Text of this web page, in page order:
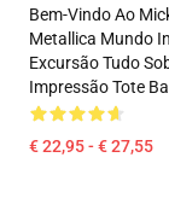
Bem-Vindo Ao
Metallica Mundo
Excursão Tudo
Impressão Tote
€ 22,95 - € 27,55